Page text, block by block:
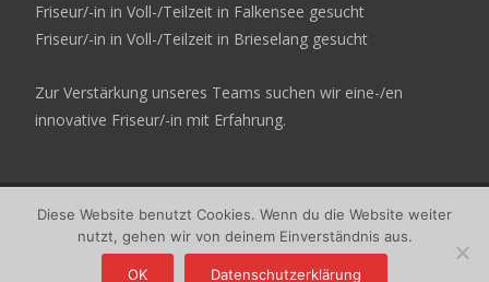
Friseur/-in in Voll-/Teilzeit in Falkensee gesucht
Friseur/-in in Voll-/Teilzeit in Brieselang gesucht
Zur Verstärkung unseres Teams suchen wir eine-/en
innovative Friseur/-in mit Erfahrung.
Copyright © Coiffeur & Schönheitspflege - Ihr Friseur und Kosmetik
in Falkensee
Powered by WordPress
, Themei-maxby TemplatesNext.
Diese Website benutzt Cookies. Wenn du die Website weiter
nutzt, gehen wir von deinem Einverständnis aus.
OK Datenschutzerklärung